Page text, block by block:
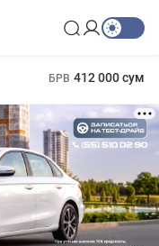
БРВ 412 000 сум